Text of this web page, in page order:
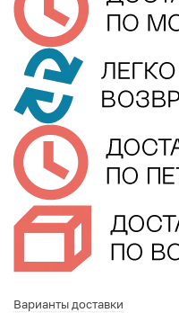
Варианты доставки